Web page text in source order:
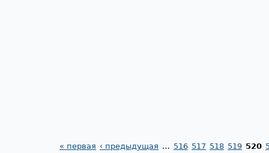
« первая ‹ предыдущая … 516 517 518 519 520